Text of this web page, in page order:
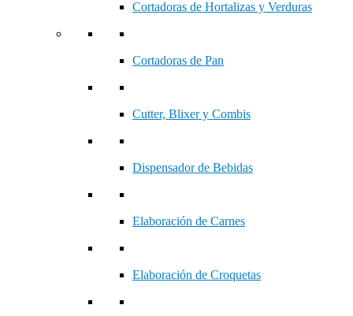
Cortadoras de Hortalizas y Verduras
Cortadoras de Pan
Cutter, Blixer y Combis
Dispensador de Bebidas
Elaboración de Carnes
Elaboración de Croquetas